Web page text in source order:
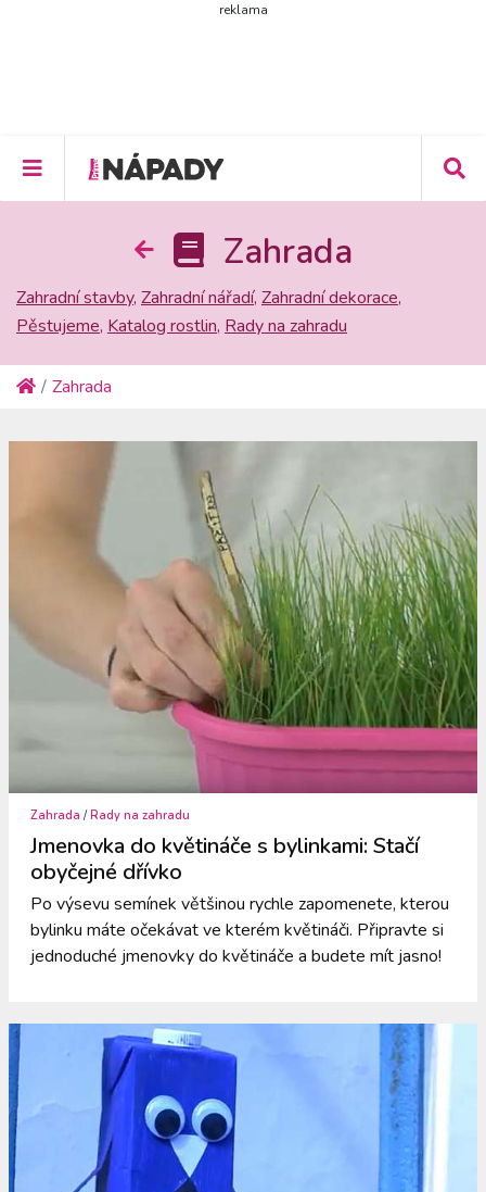
reklama
Zahrada
Zahradní stavby, Zahradní nářadí, Zahradní dekorace,
Pěstujeme, Katalog rostlin, Rady na zahradu
Zahrada
Zahrada /Rady na zahradu
Jmenovka do květináče s bylinkami: Stačí
obyčejné dřívko
Po výsevu semínek většinou rychle zapomenete, kterou
bylinku máte očekávat ve kterém květináči. Připravte si
jednoduché jmenovky do květináče a budete mít jasno!